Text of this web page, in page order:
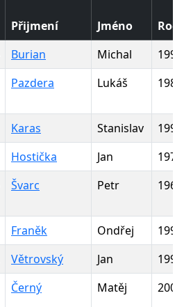
Přijmení Jméno
Burian Michal
1994
Pazdera Lukáš 1986
Karas Stanislav
1998
Hostička Jan
1979
Švarc Petr 1966
Franěk Ondřej
1990
Větrovský Jan
1999
Černý Matěj 2005